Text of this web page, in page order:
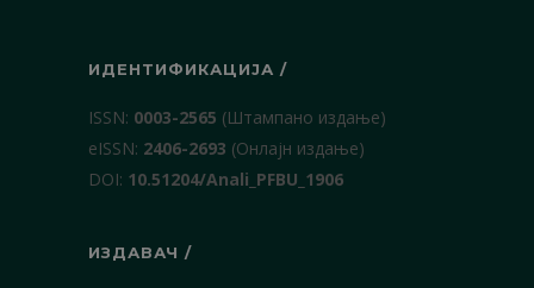
ИДЕНТИФИКАЦИЈА /
ISSN: 0003-2565 (Штампано издање)
еISSN: 2406-2693 (Онлајн издање)
DOI: 10.51204/Anali_PFBU_1906
ИЗДАВАЧ /